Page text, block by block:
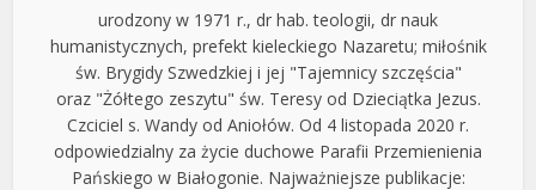
urodzony w 1971 r., dr hab. teologii, dr nauk
humanistycznych, prefekt kieleckiego Nazaretu; miłośnik
św. Brygidy Szwedzkiej i jej "Tajemnicy szczęścia"
oraz "Żółtego zeszytu" św. Teresy od Dzieciątka Jezus.
Czciciel s. Wandy od Aniołów. Od 4 listopada 2020 r.
odpowiedzialny za życie duchowe Parafii Przemienienia
Pańskiego w Białogonie. Najważniejsze publikacje: